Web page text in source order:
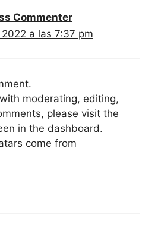
Commenter
a las 7:37 pm
moderating, editing,
please visit the
in the dashboard.
come from